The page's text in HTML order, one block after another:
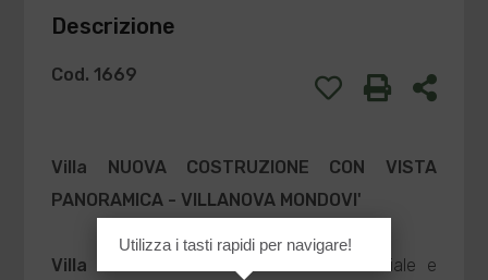
Descrizione
Cod. 1669
Villa NUOVA COSTRUZIONE CON VISTA
PANORAMICA - VILLANOVA MONDOVI'
Villa
- In contesto esclusivo residenziale e
Utilizza i tasti rapidi per navigare!